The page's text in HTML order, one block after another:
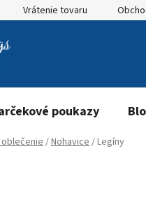
Vrátenie tovaru
poukazy
/Nohavice/Legíny